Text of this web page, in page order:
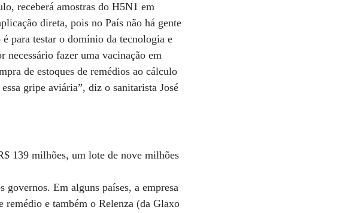
receberá amostras do H5N1 em
direta, pois no País não há gente
para testar o domínio da tecnologia e
fazer uma vacinação em
de estoques de remédios ao cálculo
gripe aviária”, diz o sanitarista José
139 milhões, um lote de nove milhões
Em alguns países, a empresa
remédio e também o Relenza (da Glaxo